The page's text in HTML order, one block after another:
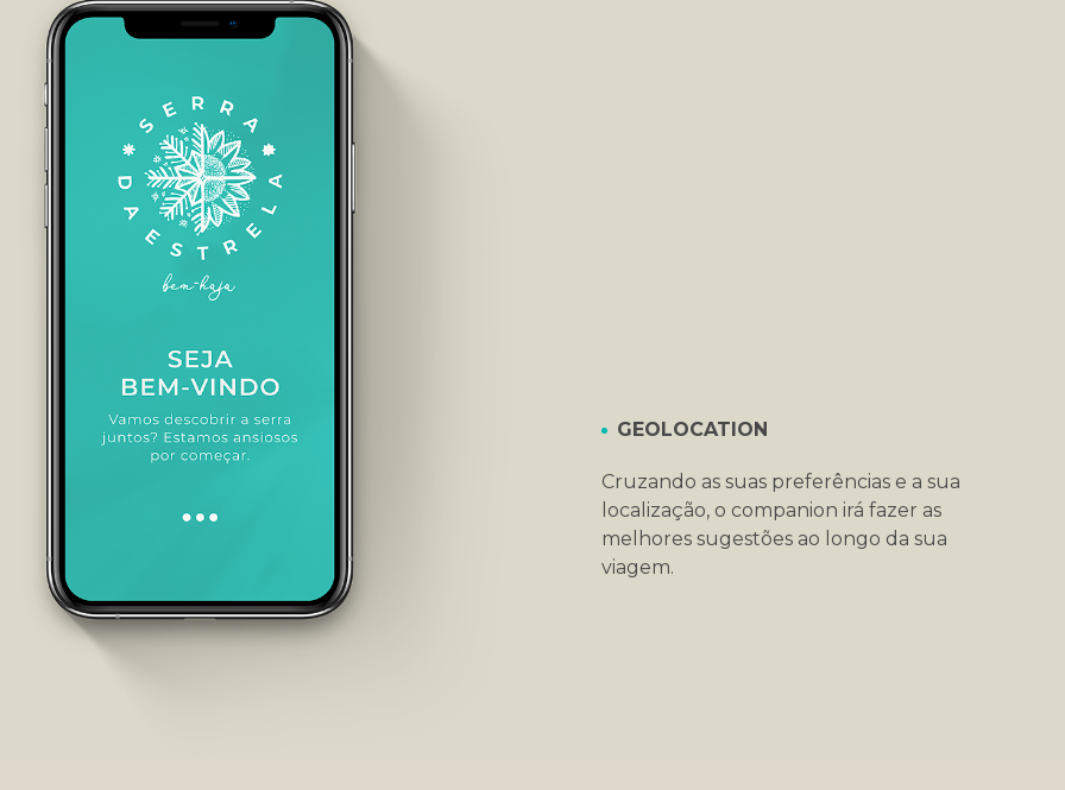
GEOLOCATION
Cruzando as suas preferências e a sua
localização, o companion irá fazer as
melhores sugestões ao longo da sua
viagem.